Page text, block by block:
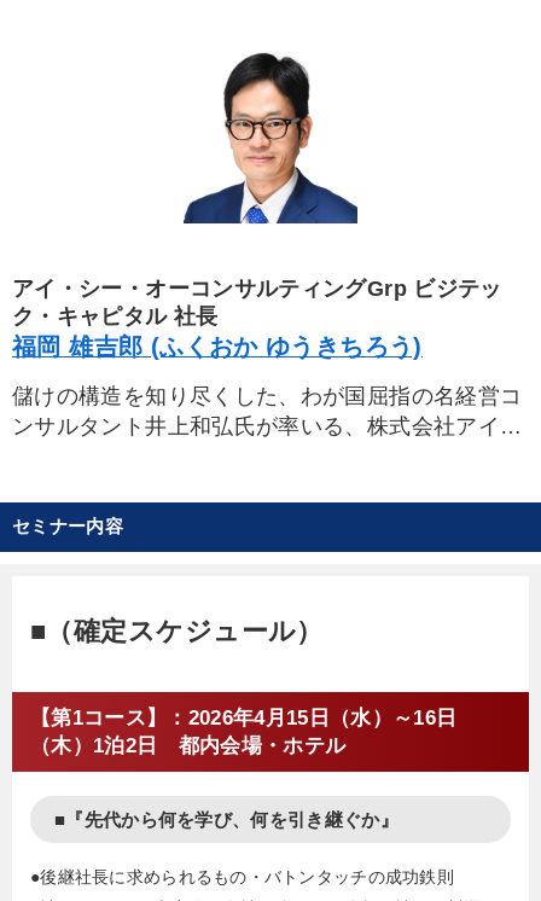
２００５年、儲けの構造を知り尽くした、わが国
屈指の名経営コンサルタント井上和弘氏が率いる、
株式会社アイ・シー・オー コンサルティングに参
画。師匠の井上和弘氏からじかに井上式財務を学
び、会社に残るおカネを最大化し体質を強化する財
務改善、決算対策、銀行交渉、事業承継、相続問題
氏の現場のウラのウラを知り抜いた財務ノウハウ
と、社長と同じ目線に立った懇切丁寧な指導に、経
営者から高い評価を得ている。
副塾長を務め、後継者から〈どんなことでも相談で
きる頼りになる講師〉として人気を博している。
１９６５年大阪府生まれ。関西大学卒。
主な著作に、井上和弘・古山喜章『社長の経営財
アイ・シー・オーコンサルティングGrp ビジテッ
ク・キャピタル 社長
福岡 雄吉郎 (ふくおか ゆうきちろう)
儲けの構造を知り尽くした、わが国屈指の名経営コ
ンサルタント井上和弘氏が率いる、株式会社アイ・
社に残るおカネを最大化し体質を強化する財務改
善、決算対策、相続問題をはじめ、社内監査、不正
ら、会社におカネを残す施策を指導している。ま
た事業承継の指導で定評。昭和58年愛知県生まれ。
公認会計士・税理士（税理士登録は福岡雄吉（本
名））。最新著『社長の賢いM&A』、『社長の賢い
（弊会）などがある。
セミナー内容
■（確定スケジュール）
【第1コース】：2026年4月15日（水）～16日
（木）1泊2日 都内会場・ホテル
■『先代から何を学び、何を引き継ぐか』
●後継社長に求められるもの・バトンタッチの成功鉄則